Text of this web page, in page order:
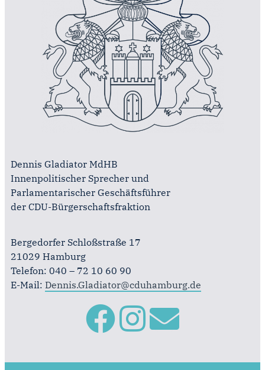
Dennis Gladiator MdHB
Innenpolitischer Sprecher und
Parlamentarischer Geschäftsführer
der CDU-Bürgerschaftsfraktion
Bergedorfer Schloßstraße 17
21029 Hamburg
Telefon: 040 – 72 10 60 90
E-Mail: Dennis.Gladiator@cduhamburg.de